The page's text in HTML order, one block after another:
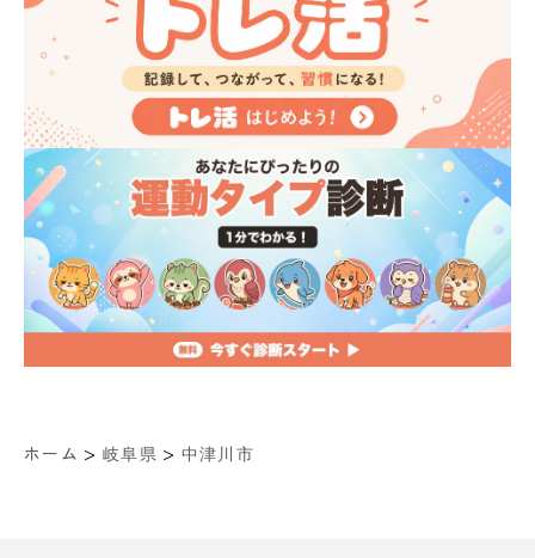
ホーム > 岐阜県 > 中津川市